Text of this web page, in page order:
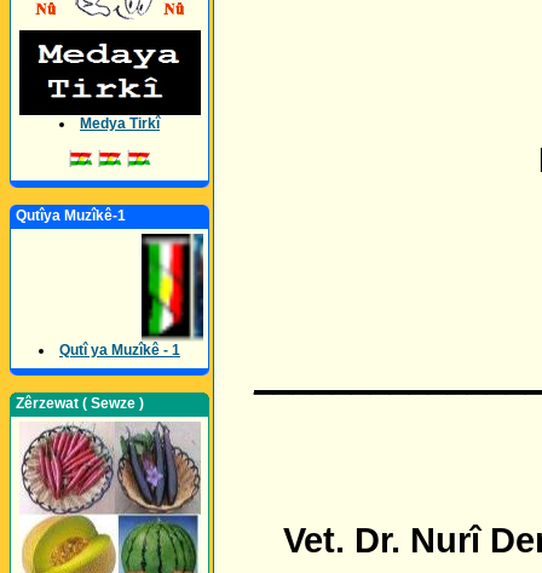
Medya Tirkî
Qutîya Muzîkê-1
Qutî ya Muzîkê - 1
Zêrzewat ( Sewze )
Vet. Dr. Nurî